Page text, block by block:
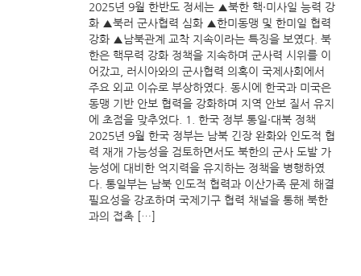
2025년 9월 한반도 정세는 ▲북한 핵·미사일 능력 강
화 ▲북러 군사협력 심화 ▲한미동맹 및 한미일 협력
강화 ▲남북관계 교착 지속이라는 특징을 보였다. 북
한은 핵무력 강화 정책을 지속하며 군사력 시위를 이
어갔고, 러시아와의 군사협력 의혹이 국제사회에서
주요 외교 이슈로 부상하였다. 동시에 한국과 미국은
동맹 기반 안보 협력을 강화하며 지역 안보 질서 유지
에 초점을 맞추었다. 1. 한국 정부 통일·대북 정책
2025년 9월 한국 정부는 남북 긴장 완화와 인도적 협
력 재개 가능성을 검토하면서도 북한의 군사 도발 가
능성에 대비한 억지력을 유지하는 정책을 병행하였
다. 통일부는 남북 인도적 협력과 이산가족 문제 해결
필요성을 강조하며 국제기구 협력 채널을 통해 북한
과의 접촉 […]